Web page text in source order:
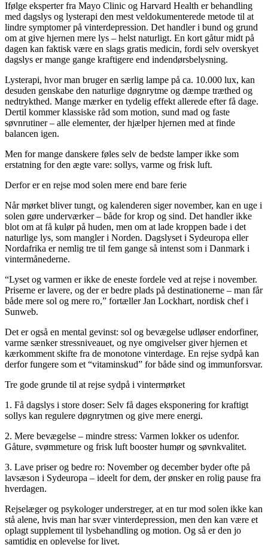
Ifølge eksperter fra Mayo Clinic og Harvard Health er behandling
med dagslys og lysterapi den mest veldokumenterede metode til at
lindre symptomer på vinterdepression. Det handler i bund og grund
om at give hjernen mere lys – helst naturligt. En kort gåtur midt på
dagen kan faktisk være en slags gratis medicin, fordi selv overskyet
dagslys er mange gange kraftigere end indendørsbelysning.
Lysterapi, hvor man bruger en særlig lampe på ca. 10.000 lux, kan
desuden genskabe den naturlige døgnrytme og dæmpe træthed og
nedtrykthed. Mange mærker en tydelig effekt allerede efter få dage.
Dertil kommer klassiske råd som motion, sund mad og faste
søvnrutiner – alle elementer, der hjælper hjernen med at finde
balancen igen.
Men for mange danskere føles selv de bedste lamper ikke som
erstatning for den ægte vare: sollys, varme og frisk luft.
Derfor er en rejse mod solen mere end bare ferie
Når mørket bliver tungt, og kalenderen siger november, kan en uge i
solen gøre underværker – både for krop og sind. Det handler ikke
blot om at få kulør på huden, men om at lade kroppen bade i det
naturlige lys, som mangler i Norden. Dagslyset i Sydeuropa eller
Nordafrika er nemlig tre til fem gange så intenst som i Danmark i
vintermånederne.
“Lyset og varmen er ikke de eneste fordele ved at rejse i november.
Priserne er lavere, og der er bedre plads på destinationerne – man får
både mere sol og mere ro,” fortæller Jan Lockhart, nordisk chef i
Sunweb.
Det er også en mental gevinst: sol og bevægelse udløser endorfiner,
varme sænker stressniveauet, og nye omgivelser giver hjernen et
kærkomment skifte fra de monotone vinterdage. En rejse sydpå kan
derfor fungere som et “vitaminskud” for både sind og immunforsvar.
Tre gode grunde til at rejse sydpå i vintermørket
1. Få dagslys i store doser: Selv få dages eksponering for kraftigt
sollys kan regulere døgnrytmen og give mere energi.
2. Mere bevægelse – mindre stress: Varmen lokker os udenfor.
Gåture, svømmeture og frisk luft booster humør og søvnkvalitet.
3. Lave priser og bedre ro: November og december byder ofte på
lavsæson i Sydeuropa – ideelt for dem, der ønsker en rolig pause fra
hverdagen.
Rejselæger og psykologer understreger, at en tur mod solen ikke kan
stå alene, hvis man har svær vinterdepression, men den kan være et
oplagt supplement til lysbehandling og motion. Og så er den jo
samtidig en oplevelse for livet.